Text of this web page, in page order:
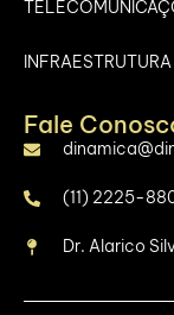
Fale
(11) 2225-
Dr. Alarico